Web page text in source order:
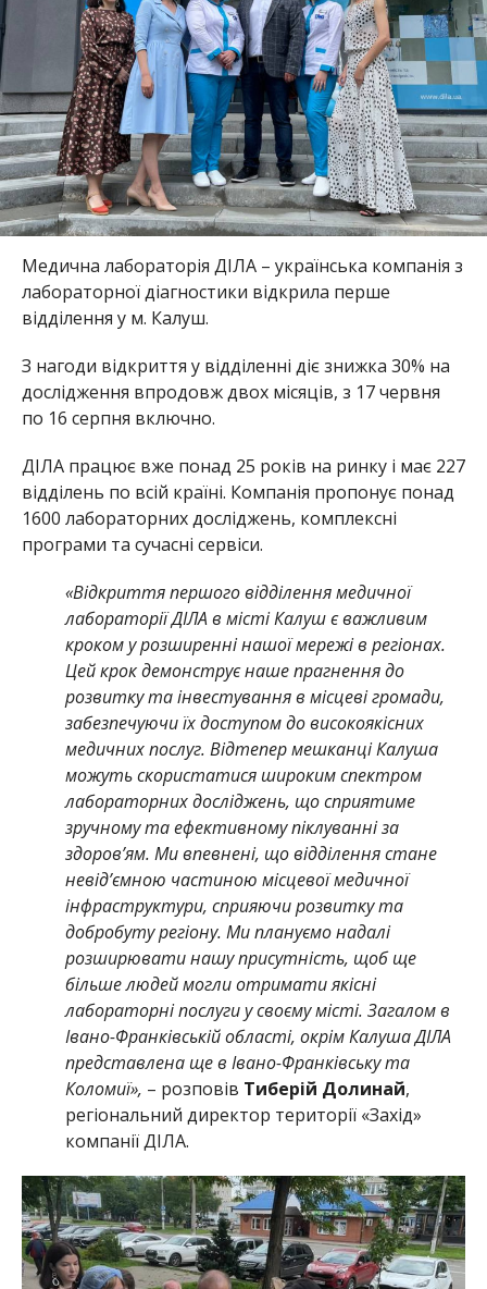
Медична лабораторія ДІЛА – українська компанія з
лабораторної діагностики відкрила перше
відділення у м. Калуш.
З нагоди відкриття у відділенні діє знижка 30% на
дослідження впродовж двох місяців, з 17 червня
по 16 серпня включно.
ДІЛА працює вже понад 25 років на ринку і має 227
відділень по всій країні. Компанія пропонує понад
1600 лабораторних досліджень, комплексні
програми та сучасні сервіси.
«Відкриття першого відділення медичної
лабораторії ДІЛА в місті Калуш є важливим
кроком у розширенні нашої мережі в регіонах.
Цей крок демонструє наше прагнення до
розвитку та інвестування в місцеві громади,
забезпечуючи їх доступом до високоякісних
медичних послуг. Відтепер мешканці Калуша
можуть скористатися широким спектром
лабораторних досліджень, що сприятиме
зручному та ефективному піклуванні за
здоров’ям. Ми впевнені, що відділення стане
невід’ємною частиною місцевої медичної
інфраструктури, сприяючи розвитку та
добробуту регіону. Ми плануємо надалі
розширювати нашу присутність, щоб ще
більше людей могли отримати якісні
лабораторні послуги у своєму місті. Загалом в
Івано-Франківській області, окрім Калуша ДІЛА
представлена ще в Івано-Франківську та
Коломиї», – розповів Тиберій Долинай,
регіональний директор території «Захід»
компанії ДІЛА.